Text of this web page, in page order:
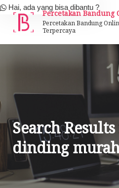
Skip
content
Percetakan Bandung
Percetakan Bandung
Terpercaya
Search
dinding
Hai, ada yang bisa dibantu ?